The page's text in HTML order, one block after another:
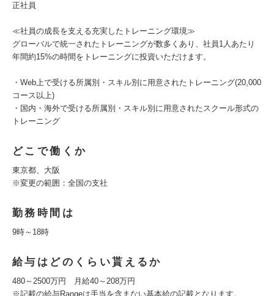
正社員
≪社員の成長を支える充実したトレーニング環境≫
グローバルで統一されたトレーニングが数多くあり、社員1人あたり
年間約15%の時間をトレーニングに投資いただけます。
・Web上で受ける所属別・スキル別に用意されたトレーニング(20,000
コース以上)
・国内・海外で受ける所属別・スキル別に用意されたスクール形式の
トレーニング
どこで働くか
東京都、大阪
※変更の範囲：全国の支社
勤務時間は
9時～18時
給与はどのくらい貰えるか
480～2500万円 月給40～208万円
※記載の給与Rangeは手当を含まない基本給の記載となります。